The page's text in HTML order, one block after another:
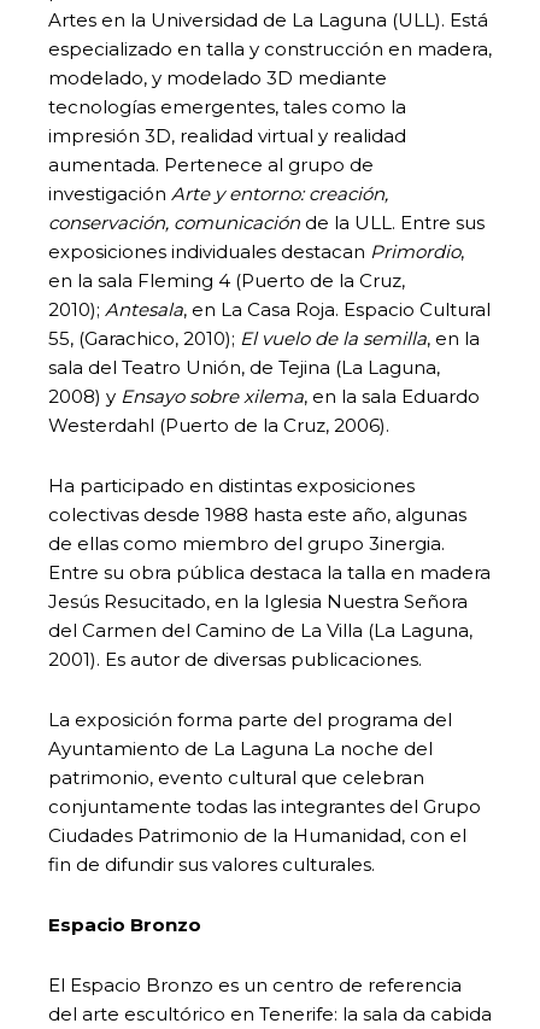
Artes en la Universidad de La Laguna (ULL). Está
especializado en talla y construcción en madera,
modelado, y modelado 3D mediante
tecnologías emergentes, tales como la
impresión 3D, realidad virtual y realidad
aumentada. Pertenece al grupo de
investigación Arte y entorno: creación,
conservación, comunicación de la ULL. Entre sus
exposiciones individuales destacan Primordio,
en la sala Fleming 4 (Puerto de la Cruz,
2010); Antesala, en La Casa Roja. Espacio Cultural
55, (Garachico, 2010); El vuelo de la semilla, en la
sala del Teatro Unión, de Tejina (La Laguna,
2008) y Ensayo sobre xilema, en la sala Eduardo
Westerdahl (Puerto de la Cruz, 2006).
Ha participado en distintas exposiciones
colectivas desde 1988 hasta este año, algunas
de ellas como miembro del grupo 3inergia.
Entre su obra pública destaca la talla en madera
Jesús Resucitado, en la Iglesia Nuestra Señora
del Carmen del Camino de La Villa (La Laguna,
2001). Es autor de diversas publicaciones.
La exposición forma parte del programa del
Ayuntamiento de La Laguna La noche del
patrimonio, evento cultural que celebran
conjuntamente todas las integrantes del Grupo
Ciudades Patrimonio de la Humanidad, con el
fin de difundir sus valores culturales.
Espacio Bronzo
El Espacio Bronzo es un centro de referencia
del arte escultórico en Tenerife: la sala da cabida